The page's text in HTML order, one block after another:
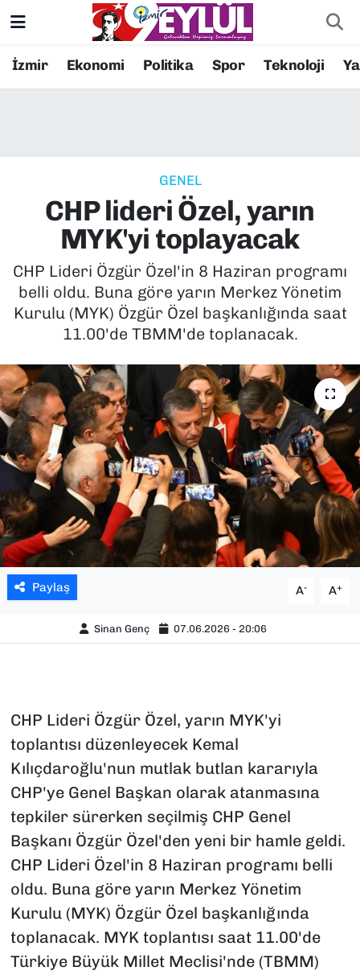
İzmir Ekonomi Politika Spor Teknoloji
GENEL
CHP lideri Özel, yarın
MYK'yi toplayacak
CHP Lideri Özgür Özel'in 8 Haziran programı
belli oldu. Buna göre yarın Merkez Yönetim
Kurulu (MYK) Özgür Özel başkanlığında saat
11.00'de TBMM'de toplanacak.
Paylaş A- A+
Sinan Genç 07.06.2026 - 20:06
CHP Lideri Özgür Özel, yarın MYK'yi
toplantısı düzenleyecek Kemal
Kılıçdaroğlu'nun mutlak butlan kararıyla
CHP'ye Genel Başkan olarak atanmasına
tepkiler sürerken seçilmiş CHP Genel
Başkanı Özgür Özel'den yeni bir hamle geldi.
CHP Lideri Özel'in 8 Haziran programı belli
oldu. Buna göre yarın Merkez Yönetim
Kurulu (MYK) Özgür Özel başkanlığında
toplanacak. MYK toplantısı saat 11.00'de
Türkiye Büyük Millet Meclisi'nde (TBMM)
Resmi İlanlar
EKONOMİ
KÜLTÜR SANAT
MAGAZİN
SAĞLIK
SPOR
TEKNOLOJİ
YAŞAM
YEREL YÖNETİMLER
Konak Nöbetçi Eczaneler
Süper Lig Puan Durumu ve Fikstür
Tüm Manşetler
Son Dakika Haberleri
Haber Arşivi